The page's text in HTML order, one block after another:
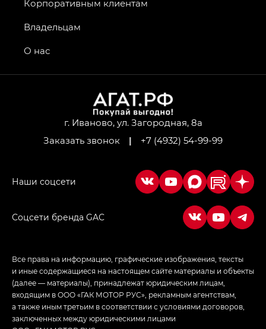
Соцсети бренда GAC
г. Иваново, ул. Загородная, 8а
Заказать звонок
| +7 (4932) 54-99-99
Корпоративным клиентам
Владельцам
О нас
Все права на информацию, графические изображения, тексты
и иные содержащиеся на настоящем сайте материалы и объекты
(далее — материалы), принадлежат юридическим лицам,
входящим в ООО «ГАК МОТОР РУС», рекламным агентствам,
а также иным третьим в соответствии с условиями договоров,
заключенных между юридическими лицами